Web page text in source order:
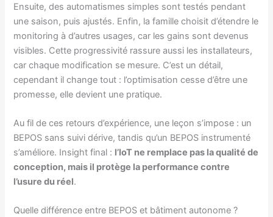
Ensuite, des automatismes simples sont testés pendant
une saison, puis ajustés. Enfin, la famille choisit d’étendre le
monitoring à d’autres usages, car les gains sont devenus
visibles. Cette progressivité rassure aussi les installateurs,
car chaque modification se mesure. C’est un détail,
cependant il change tout : l’optimisation cesse d’être une
promesse, elle devient une pratique.
Au fil de ces retours d’expérience, une leçon s’impose : un
BEPOS sans suivi dérive, tandis qu’un BEPOS instrumenté
s’améliore. Insight final : l’IoT ne remplace pas la qualité de
conception, mais il protège la performance contre
l’usure du réel.
Quelle différence entre BEPOS et bâtiment autonome ?